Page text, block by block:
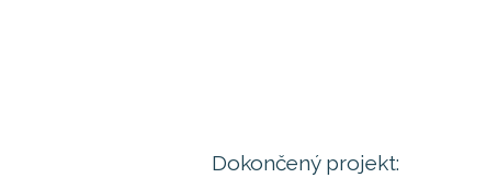
Dokončený projekt: